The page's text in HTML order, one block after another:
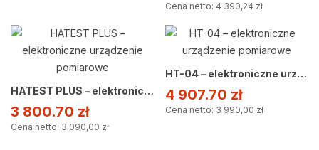
Cena netto: 4 390,24 zł
HATEST PLUS – elektroniczne urządzenie pomiarowe
3 800.70 zł
Cena netto: 3 090,00 zł
HT-04 – elektroniczne urządzenie pomiarowe
4 907.70 zł
Cena netto: 3 990,00 zł